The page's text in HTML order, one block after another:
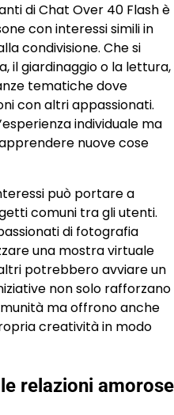
di Chat Over 40 Flash è
con interessi simili in
condivisione. Che si
il giardinaggio o la lettura,
tematiche dove
con altri appassionati.
individuale ma
nuove cose
può portare a
comuni tra gli utenti.
di fotografia
una mostra virtuale
potrebbero avviare un
non solo rafforzano
ma offrono anche
creatività in modo
relazioni amorose